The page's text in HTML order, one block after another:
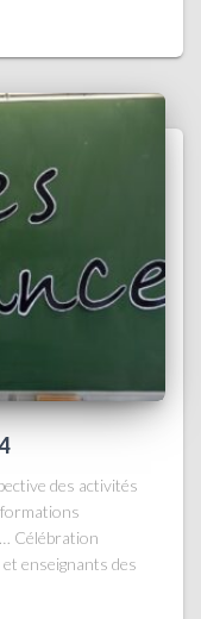
des activités
Célébration
enseignants des